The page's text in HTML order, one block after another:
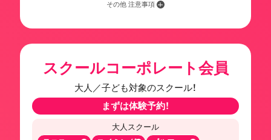
その他 注意事項
スクールコーポレート会員
大人／子ども対象のスクール！
まずは体験予約！
大人スクール